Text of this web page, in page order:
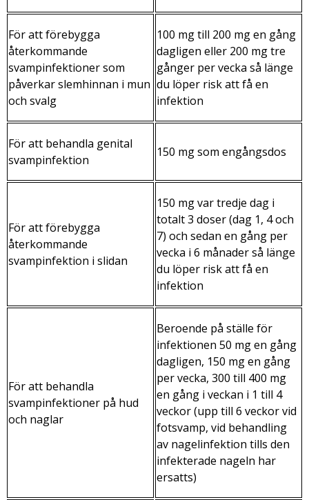
För att förebygga
återkommande
svampinfektioner som
påverkar slemhinnan i mun
och svalg
100 mg till 200 mg en gång
dagligen eller 200 mg tre
gånger per vecka så länge
du löper risk att få en
infektion
För att behandla genital
svampinfektion
150 mg som engångsdos
För att förebygga
återkommande
svampinfektion i slidan
150 mg var tredje dag i
totalt 3 doser (dag 1, 4 och
7) och sedan en gång per
vecka i 6 månader så länge
du löper risk att få en
infektion
För att behandla
svampinfektioner på hud
och naglar
Beroende på ställe för
infektionen 50 mg en gång
dagligen, 150 mg en gång
per vecka, 300 till 400 mg
en gång i veckan i 1 till 4
veckor (upp till 6 veckor vid
fotsvamp, vid behandling
av nagelinfektion tills den
infekterade nageln har
ersatts)